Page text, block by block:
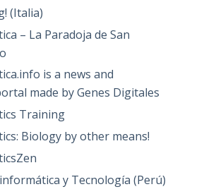
(Italia)
– La Paradoja de San
is a news and
made by Genes Digitales
Training
Biology by other means!
y Tecnología (Perú)